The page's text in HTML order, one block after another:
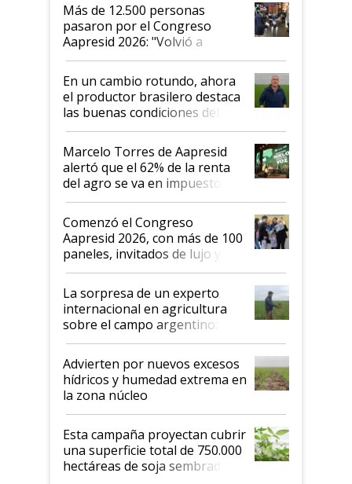
Más de 12.500 personas
pasaron por el Congreso
Aapresid 2026: "Volvió a
demostrar que hablar del
suelo es hablar de todo el
sistema productivo"
En un cambio rotundo, ahora
el productor brasilero destaca
las buenas condiciones del
agro argentino para invertir:
"Los veo más motivados"
Marcelo Torres de Aapresid
alertó que el 62% de la renta
del agro se va en impuestos:
"No es bueno que en
Argentina se sigan discutiendo
las mismas cosas de hace 50
años"
Comenzó el Congreso
Aapresid 2026, con más de 100
paneles, invitados de lujo y
todas las tendencias
La sorpresa de un experto
internacional en agricultura
sobre el campo argentino:
"Estoy muy impresionado"
Advierten por nuevos excesos
hídricos y humedad extrema en
la zona núcleo
Esta campaña proyectan cubrir
una superficie total de 750.000
hectáreas de soja sembradas